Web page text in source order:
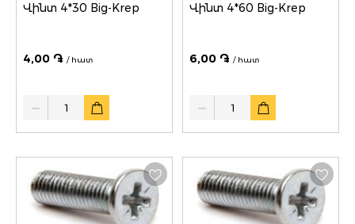
Վինտ 4*30 Big-Krep
4,00 ֏ / հատ
Վինտ 4*60 Big-Krep
6,00 ֏ / հատ